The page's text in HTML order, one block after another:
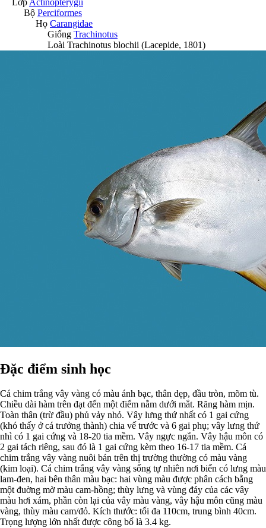
Bộ Perciformes
Họ Carangidae
Giống Trachinotus
Loài Trachinotus blochii (Lacepide, 1801)
Đặc điểm sinh học
Cá chim trắng vây vàng có màu ánh bạc, thân dẹp, đầu tròn, mõm tù.
Chiều dài hàm trên đạt đến một điểm nằm dưới mắt. Răng hàm mịn.
Toàn thân (trừ đầu) phủ vảy nhỏ. Vây lưng thứ nhất có 1 gai cứng
(khó thấy ở cá trưởng thành) chia vế trước và 6 gai phụ; vây lưng thứ
nhì có 1 gai cứng và 18-20 tia mềm. Vây ngực ngắn. Vây hậu môn có
2 gai tách riêng, sau đó là 1 gai cứng kèm theo 16-17 tia mềm. Cá
chim trắng vây vàng nuôi bán trên thị trường thường có màu vàng
(kim loại). Cá chim trắng vây vàng sống tự nhiên nơi biển có lưng màu
lam-đen, hai bên thân màu bạc: hai vùng màu được phân cách bằng
một đuờng mờ màu cam-hồng; thùy lưng và vùng đáy của các vây
màu hơi xám, phần còn lại của vây màu vàng, vây hậu môn cũng màu
vàng, thùy màu cam/đỏ. Kích thước: tối đa 110cm, trung bình 40cm.
Trọng lượng lớn nhất được công bố là 3.4 kg.